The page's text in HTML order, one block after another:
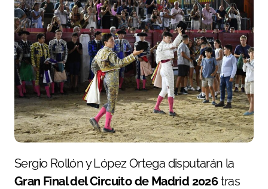
Sergio Rollón y López Ortega disputarán la
Gran Final del Circuito de Madrid 2026tras